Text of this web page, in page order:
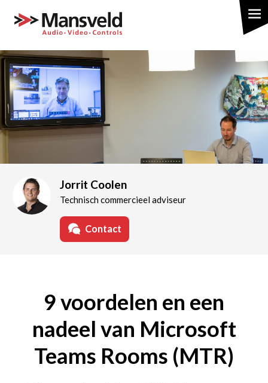
de
inhoud
gaan
Jorrit Coolen
Technisch commercieel adviseur
Contact
9 voordelen en een
nadeel van Microsoft
Teams Rooms (MTR)